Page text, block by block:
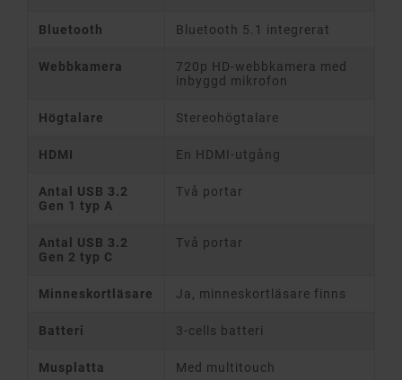
Bluetooth Bluetooth 5.1 integrerat
Webbkamera
720p HD-webbkamera med
inbyggd mikrofon
Högtalare Stereohögtalare
HDMI En HDMI-utgång
Antal USB 3.2
Gen 1 typ A
Två portar
Antal USB 3.2
Gen 2 typ C
Två portar
Minneskortläsare Ja, minneskortläsare finns
Batteri 3-cells batteri
Musplatta Med multitouch